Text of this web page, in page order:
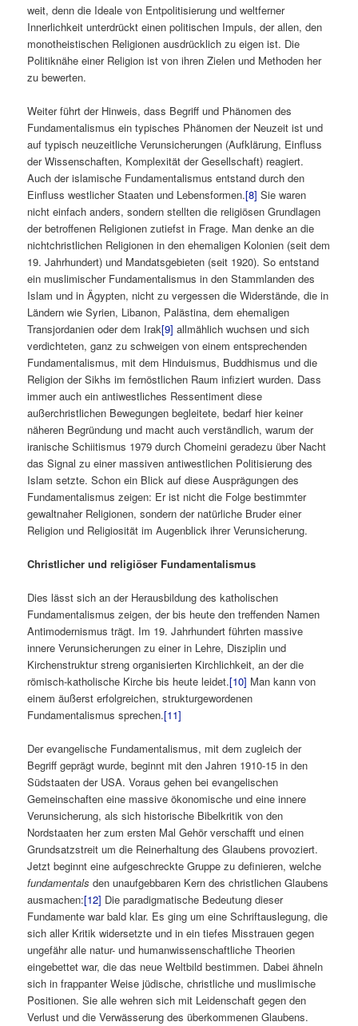
weit, denn die Ideale von Entpolitisierung und weltferner
Innerlichkeit unterdrückt einen politischen Impuls, der allen, den
monotheistischen Religionen ausdrücklich zu eigen ist. Die
Politiknähe einer Religion ist von ihren Zielen und Methoden her
zu bewerten.
Weiter führt der Hinweis, dass Begriff und Phänomen des
Fundamentalismus ein typisches Phänomen der Neuzeit ist und
auf typisch neuzeitliche Verunsicherungen (Aufklärung, Einfluss
der Wissenschaften, Komplexität der Gesellschaft) reagiert.
Auch der islamische Fundamentalismus entstand durch den
Einfluss westlicher Staaten und Lebensformen.[8] Sie waren
nicht einfach anders, sondern stellten die religiösen Grundlagen
der betroffenen Religionen zutiefst in Frage. Man denke an die
nichtchristlichen Religionen in den ehemaligen Kolonien (seit dem
19. Jahrhundert) und Mandatsgebieten (seit 1920). So entstand
ein muslimischer Fundamentalismus in den Stammlanden des
Islam und in Ägypten, nicht zu vergessen die Widerstände, die in
Ländern wie Syrien, Libanon, Palästina, dem ehemaligen
Transjordanien oder dem Irak[9] allmählich wuchsen und sich
verdichteten, ganz zu schweigen von einem entsprechenden
Fundamentalismus, mit dem Hinduismus, Buddhismus und die
Religion der Sikhs im fernöstlichen Raum infiziert wurden. Dass
immer auch ein antiwestliches Ressentiment diese
außerchristlichen Bewegungen begleitete, bedarf hier keiner
näheren Begründung und macht auch verständlich, warum der
iranische Schiitismus 1979 durch Chomeini geradezu über Nacht
das Signal zu einer massiven antiwestlichen Politisierung des
Islam setzte. Schon ein Blick auf diese Ausprägungen des
Fundamentalismus zeigen: Er ist nicht die Folge bestimmter
gewaltnaher Religionen, sondern der natürliche Bruder einer
Religion und Religiosität im Augenblick ihrer Verunsicherung.
Christlicher und religiöser Fundamentalismus
Dies lässt sich an der Herausbildung des katholischen
Fundamentalismus zeigen, der bis heute den treffenden Namen
Antimodernismus trägt. Im 19. Jahrhundert führten massive
innere Verunsicherungen zu einer in Lehre, Disziplin und
Kirchenstruktur streng organisierten Kirchlichkeit, an der die
römisch-katholische Kirche bis heute leidet.[10] Man kann von
einem äußerst erfolgreichen, strukturgewordenen
Fundamentalismus sprechen.[11]
Der evangelische Fundamentalismus, mit dem zugleich der
Begriff geprägt wurde, beginnt mit den Jahren 1910-15 in den
Südstaaten der USA. Voraus gehen bei evangelischen
Gemeinschaften eine massive ökonomische und eine innere
Verunsicherung, als sich historische Bibelkritik von den
Nordstaaten her zum ersten Mal Gehör verschafft und einen
Grundsatzstreit um die Reinerhaltung des Glaubens provoziert.
Jetzt beginnt eine aufgeschreckte Gruppe zu definieren, welche
fundamentals den unaufgebbaren Kern des christlichen Glaubens
ausmachen:[12] Die paradigmatische Bedeutung dieser
Fundamente war bald klar. Es ging um eine Schriftauslegung, die
sich aller Kritik widersetzte und in ein tiefes Misstrauen gegen
ungefähr alle natur- und humanwissenschaftliche Theorien
eingebettet war, die das neue Weltbild bestimmen. Dabei ähneln
sich in frappanter Weise jüdische, christliche und muslimische
Positionen. Sie alle wehren sich mit Leidenschaft gegen den
Verlust und die Verwässerung des überkommenen Glaubens.